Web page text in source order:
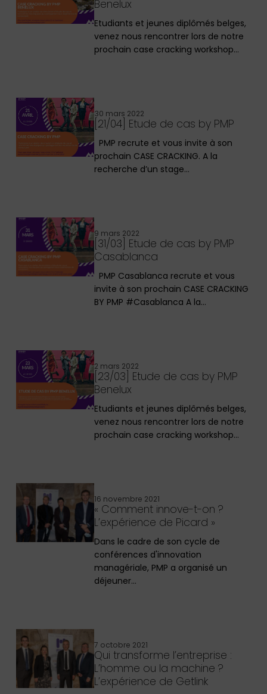
Benelux
Etudiants et jeunes diplômés belges,
venez nous rencontrer lors de notre
prochain case cracking workshop…
30 mars 2022
[21/04] Etude de cas by PMP
PMP recrute et vous invite à son
prochain CASE CRACKING. A la
recherche d’un stage…
9 mars 2022
[31/03] Etude de cas by PMP
Casablanca
PMP Casablanca recrute et vous
invite à son prochain CASE CRACKING
BY PMP #Casablanca A la…
2 mars 2022
[23/03] Etude de cas by PMP
Benelux
Etudiants et jeunes diplômés belges,
venez nous rencontrer lors de notre
prochain case cracking workshop…
16 novembre 2021
« Comment innove-t-on ?
L’expérience de Picard »
Dans le cadre de son cycle de
conférences d'innovation
managériale, PMP a organisé un
déjeuner…
7 octobre 2021
Qui transforme l’entreprise :
L’homme ou la machine ?
L’expérience de Getlink